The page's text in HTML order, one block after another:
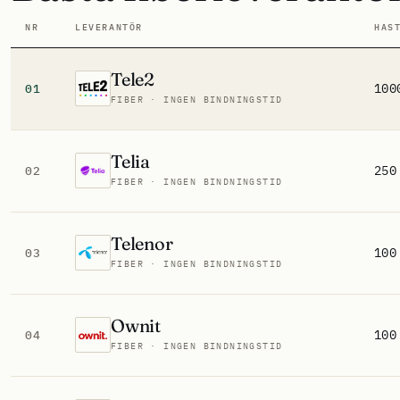
NR LEVERANTÖR
01 Tele2
FIBER · INGEN BINDNINGSTID
02 Telia
FIBER · INGEN BINDNINGSTID
03 Telenor
FIBER · INGEN BINDNINGSTID
04 Ownit
FIBER · INGEN BINDNINGSTID